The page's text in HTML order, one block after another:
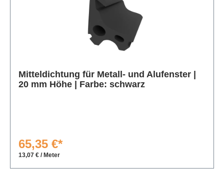
Mitteldichtung für Metall- und Alufenster |
20 mm Höhe | Farbe: schwarz
65,35 €*
13,07 € / Meter